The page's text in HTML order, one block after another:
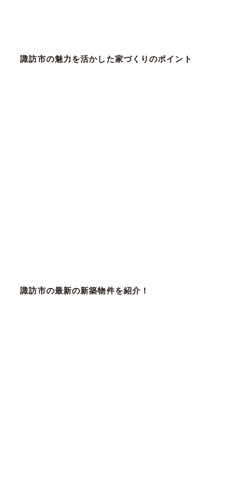
諏訪市の魅力を活かした家づくりのポイント
諏訪市の最新の新築物件を紹介！